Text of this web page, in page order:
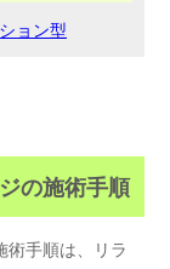
ョン型
の施術手順
術手順は、リラ